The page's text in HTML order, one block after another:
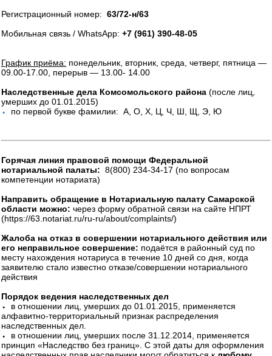
Регистрационный номер: 63/72-н/63
Мобильная связь / WhatsApp: +7 (961) 390-48-05
График приёма: понедельник, вторник, среда, четверг, пятница —
09.00-17.00, перерыв — 13.00- 14.00
Наследственные дела Комсомольского района (после лиц,
умерших до 01.01.2015)
⬩
по первой букве фамилии: А, О, Х, Ц, Ч, Ш, Щ, Э, Ю
Горячая линия правовой помощи Федеральной
нотариальной палаты: 8(800) 234-34-17 (по вопросам
компетенции нотариата)
Направить обращение в Нотариальную палату Самарской
области можно: через форму обратной связи на сайте НПРТ
(https://63.notariat.ru/ru-ru/about/complaints/)
Жалоба на отказ в совершении нотариального действия или
его неправильное совершение: подаётся в районный суд по
месту нахождения нотариуса в течение 10 дней со дня, когда
заявителю стало известно отказе/совершении нотариального
действия
Порядок ведения наследственных дел
⬩ в отношении лиц, умерших до 01.01.2015, применяется
алфавитно-территориальный признак распределения
наследственных дел.
⬩ в отношении лиц, умерших после 31.12.2014, применяется
принцип «Наследство без границ». С этой даты для оформления